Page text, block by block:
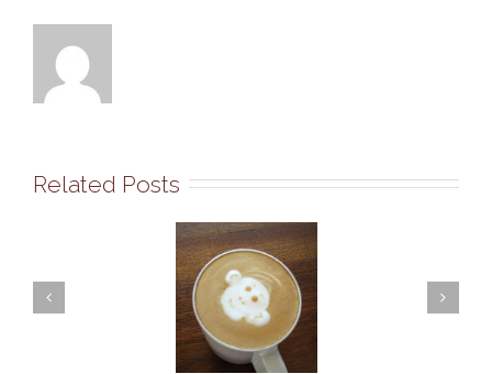
Related Posts